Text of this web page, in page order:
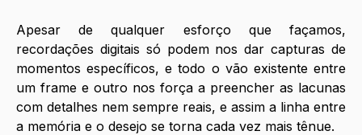
Apesar de qualquer esforço que façamos,
recordações digitais só podem nos dar capturas de
momentos específicos, e todo o vão existente entre
um frame e outro nos força a preencher as lacunas
com detalhes nem sempre reais, e assim a linha entre
a memória e o desejo se torna cada vez mais tênue.